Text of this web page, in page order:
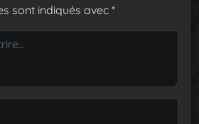
sont indiqués avec *